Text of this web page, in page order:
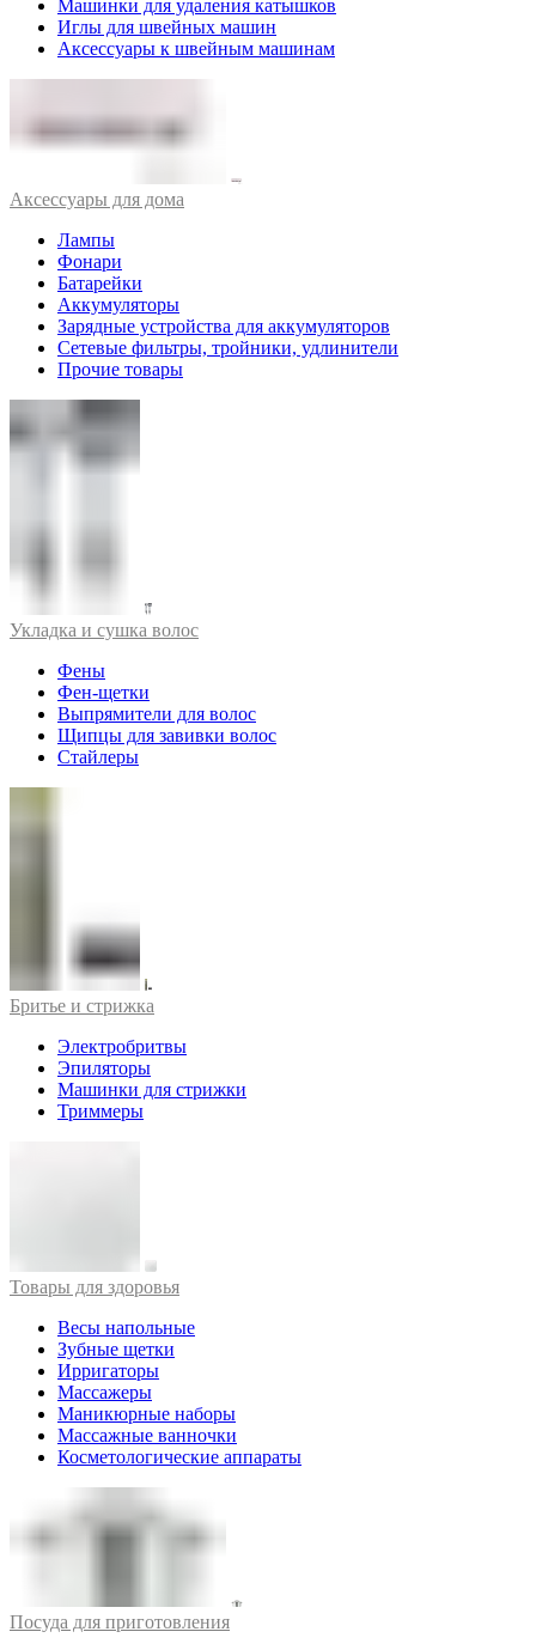
Машинки для удаления катышков
Иглы для швейных машин
Аксессуары к швейным машинам
Аксессуары для дома
Лампы
Фонари
Батарейки
Аккумуляторы
Зарядные устройства для аккумуляторов
Сетевые фильтры, тройники, удлинители
Прочие товары
Укладка и сушка волос
Фены
Фен-щетки
Выпрямители для волос
Щипцы для завивки волос
Стайлеры
Бритье и стрижка
Электробритвы
Эпиляторы
Машинки для стрижки
Триммеры
Товары для здоровья
Весы напольные
Зубные щетки
Ирригаторы
Массажеры
Маникюрные наборы
Массажные ванночки
Косметологические аппараты
Посуда для приготовления